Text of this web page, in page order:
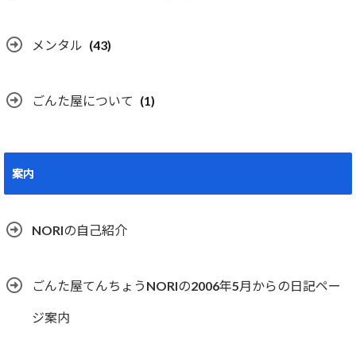
メンタル (43)
ごんた屋について (1)
案内
NORIの自己紹介
ごんた屋てんちょうNORIの2006年5月からの日記ペー
ジ案内